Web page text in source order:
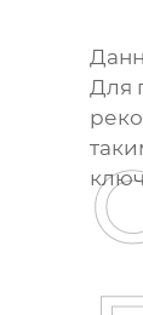
Для